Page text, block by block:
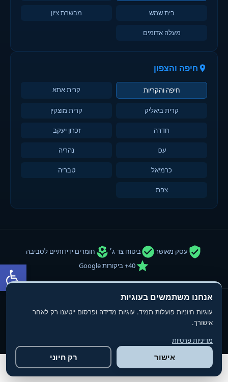
פתח
בית שמש מבשרת ציון
מעלה אדומים
חיפה והצפון
חיפה והקריות קרית אתא
קרית ביאליק קרית מוצקין
חדרה זכרון יעקב
עכו נהריה
כרמיאל טבריה
צפת
עסק מאושר ביטוח צד ג׳
חומרים ידידותיים לסביבה
40+ ביקורות Google
תנאי שימוש מדיניות פרטיות הצהרת נגישות
אנחנו משתמשים בעוגיות
עוגיות חיוניות פועלות תמיד. עוגיות מדידה ופרסום ייטענו רק לאחר
אישורך.
מדיניות פרטיות
אישור רק חיוני